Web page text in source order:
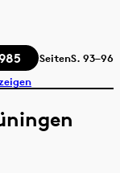
SeitenS. 93–96